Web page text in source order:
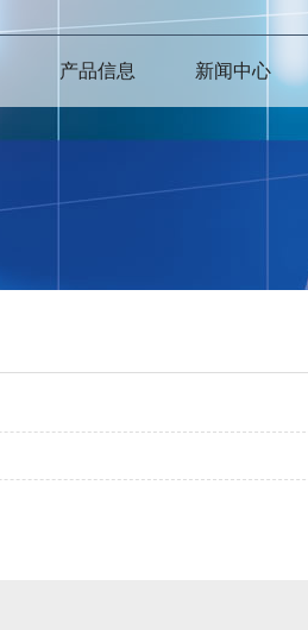
产品信息 新闻中心